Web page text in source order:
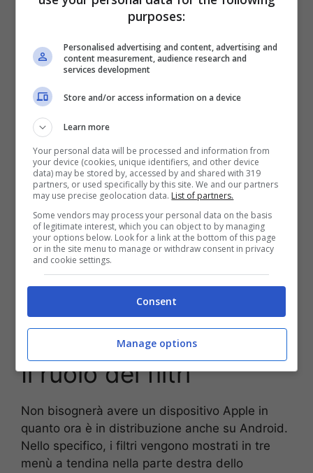
documenti su Google Drive difficilmente
in serbo Google per la sua versione Drivesono
assolutamente accattivanti
ne sono venuti a conoscenza hanno mostrato
un’abbondante dose di entusiasmo. Ma in cosa
consiste nello specifico? E’ presto detto.
Ricerca, è questa la parole chiave su cui Google
Drive sta cercando di migliorare. Accade spesso
infatti di avere tantissimi documenti e di non
trovare quello che serve.
Con i nuovi filtri
invece sarà tutto molto più semplice,per non
parlare della sua rapidità. Bastano pochi click e
si ottiene tutto quello che si desidera. La
funzione è stata già rilasciata il mese scorso su
iOS quindi sui dispositivi Apple ma adesso
prestate attenzione perchétutti ne potranno
godere.
Il ruolo dei filtri
Non bisognerà avere un dispositivo Apple in
quanto ora è in distribuzione anche su Android.
Nello specifico, i filtri vengono mostrati in tre
menù a tendina nella parte destra dello
purposes:
Personalised advertising and content, advertising and
content measurement, audience research and
services development
Store and/or access information on a device
Learn more
Your personal data will be processed and information from
your device (cookies, unique identifiers, and other device
data) may be stored by, accessed by and shared with 319
partners, or used specifically by this site. We and our partners
may use precise geolocation data. List of partners.
Some vendors may process your personal data on the basis
of legitimate interest, which you can object to by managing
your options below. Look for a link at the bottom of this page
or in the site menu to manage or withdraw consent in privacy
and cookie settings.
Consent
Manage options